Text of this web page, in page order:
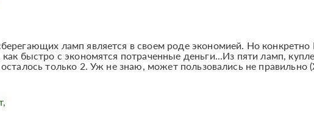
ламп является в своем роде экономией. Но конкретно
быстро с экономятся потраченные деньги...Из пяти ламп,
только 2. Уж не знаю, может пользовались не правильно